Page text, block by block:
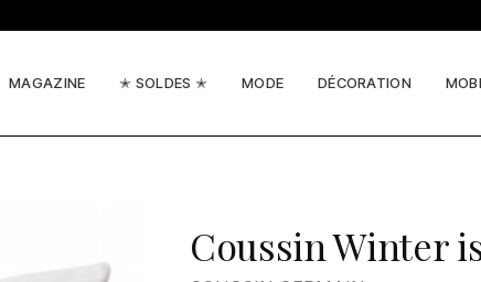
MAGAZINE ✭ SOLDES ✭ MODE DÉCORATION
Coussin Winter